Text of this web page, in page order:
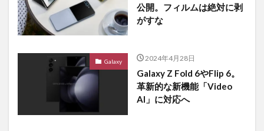
公開。フィルムは絶対に剥
がすな
Galaxy 2024年4月28日
Galaxy Z Fold 6やFlip 6。
革新的な新機能「Video
AI」に対応へ